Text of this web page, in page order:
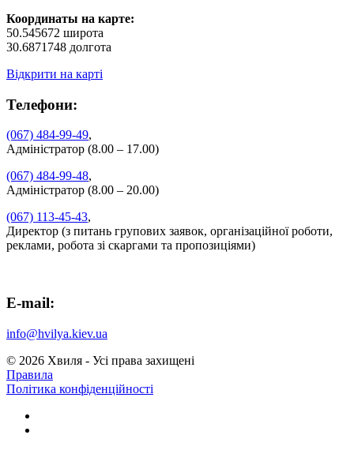
Координаты на карте:
50.545672 широта
30.6871748 долгота
Відкрити на карті
Телефони:
(067) 484-99-49,
Адміністратор (8.00 – 17.00)
(067) 484-99-48,
Адміністратор (8.00 – 20.00)
(067) 113-45-43,
Директор (з питань групових заявок, організаційної роботи,
реклами, робота зі скаргами та пропозиціями)
E-mail:
info@hvilya.kiev.ua
© 2026 Хвиля - Усi права захищенi
Правила
Полiтика конфiденцiйностi